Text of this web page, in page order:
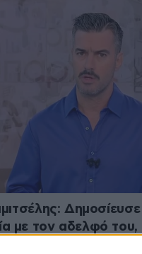
με τον αδελφό του,